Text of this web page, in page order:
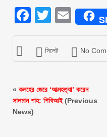
Facebook
Twitter
সিলেট No
« কলহের জেরে ‘আত্মহত্যা’ করেন
সালমান শাহ: পিবিআই(Previous
News)